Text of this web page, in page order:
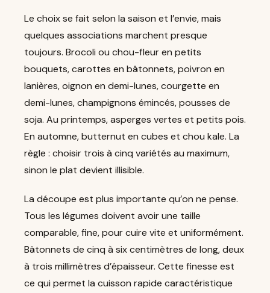
Le choix se fait selon la saison et l’envie, mais
quelques associations marchent presque
toujours. Brocoli ou chou-fleur en petits
bouquets, carottes en bâtonnets, poivron en
lanières, oignon en demi-lunes, courgette en
demi-lunes, champignons émincés, pousses de
soja. Au printemps, asperges vertes et petits pois.
En automne, butternut en cubes et chou kale. La
règle : choisir trois à cinq variétés au maximum,
sinon le plat devient illisible.
La découpe est plus importante qu’on ne pense.
Tous les légumes doivent avoir une taille
comparable, fine, pour cuire vite et uniformément.
Bâtonnets de cinq à six centimètres de long, deux
à trois millimètres d’épaisseur. Cette finesse est
ce qui permet la cuisson rapide caractéristique